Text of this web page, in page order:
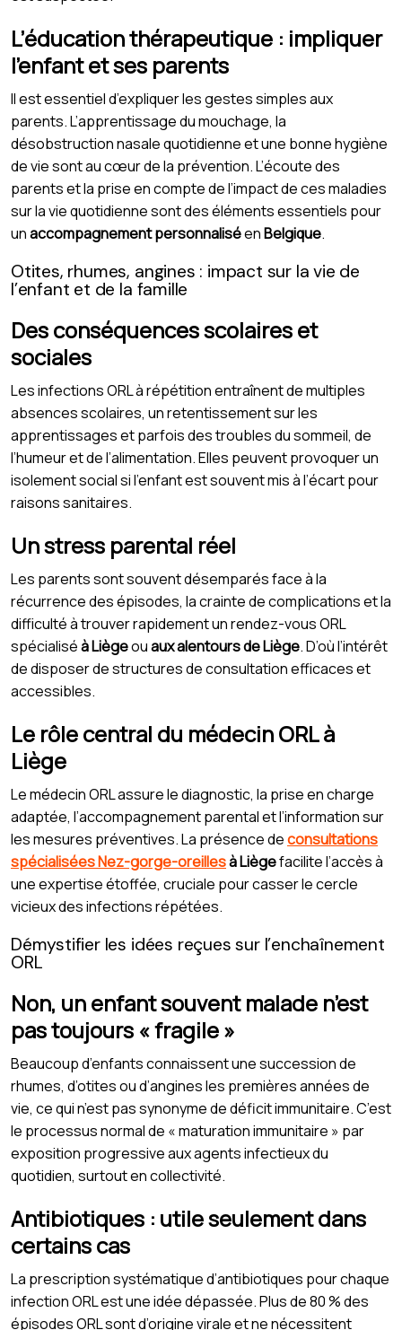
L’éducation thérapeutique : impliquer
l’enfant et ses parents
Il est essentiel d’expliquer les gestes simples aux
parents. L’apprentissage du mouchage, la
désobstruction nasale quotidienne et une bonne hygiène
de vie sont au cœur de la prévention. L’écoute des
parents et la prise en compte de l’impact de ces maladies
sur la vie quotidienne sont des éléments essentiels pour
unaccompagnement personnaliséenBelgique.
Otites, rhumes, angines : impact sur la vie de
l’enfant et de la famille
Des conséquences scolaires et
sociales
Les infections ORL à répétition entraînent de multiples
absences scolaires, un retentissement sur les
apprentissages et parfois des troubles du sommeil, de
l’humeur et de l’alimentation. Elles peuvent provoquer un
isolement social si l’enfant est souvent mis à l’écart pour
raisons sanitaires.
Un stress parental réel
Les parents sont souvent désemparés face à la
récurrence des épisodes, la crainte de complications et la
difficulté à trouver rapidement un rendez-vous ORL
spécialiséà Liègeouaux alentours de Liège. D’où l’intérêt
de disposer de structures de consultation efficaces et
accessibles.
Le rôle central du médecin ORL à
Liège
Le médecin ORL assure le diagnostic, la prise en charge
adaptée, l’accompagnement parental et l’information sur
les mesures préventives. La présence deconsultations
spécialisées Nez-gorge-oreillesà Liègefacilite l’accès à
une expertise étoffée, cruciale pour casser le cercle
vicieux des infections répétées.
Démystifier les idées reçues sur l’enchaînement
ORL
Non, un enfant souvent malade n’est
pas toujours « fragile »
Beaucoup d’enfants connaissent une succession de
rhumes, d’otites ou d’angines les premières années de
vie, ce qui n’est pas synonyme de déficit immunitaire. C’est
le processus normal de « maturation immunitaire » par
exposition progressive aux agents infectieux du
quotidien, surtout en collectivité.
Antibiotiques : utile seulement dans
certains cas
La prescription systématique d’antibiotiques pour chaque
infection ORL est une idée dépassée. Plus de 80 % des
épisodes ORL sont d’origine virale et ne nécessitent